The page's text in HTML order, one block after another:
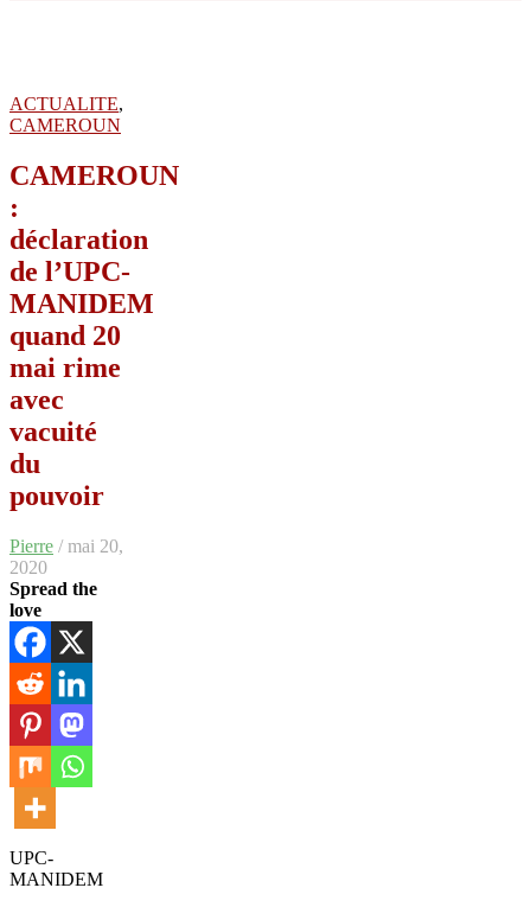
ACTUALITE,
CAMEROUN
CAMEROUN
:
déclaration
de l’UPC-
MANIDEM
quand 20
mai rime
avec
vacuité
du
pouvoir
Pierre / mai 20,
2020
Spread the
love
UPC-
MANIDEM